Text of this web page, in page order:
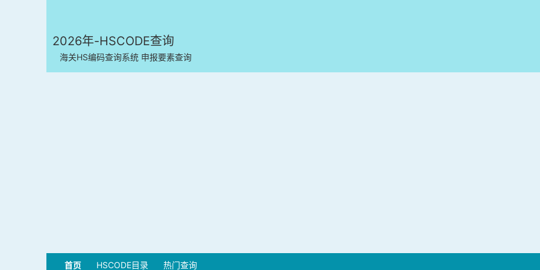
2026年-HSCODE查询
海关HS编码查询系统 申报要素查询
首页 HSCODE目录 热门查询